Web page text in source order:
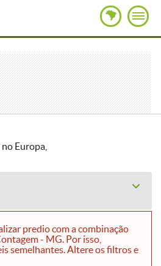
Europa,
predio com a combinação
- MG. Por isso,
semelhantes. Altere os filtros e